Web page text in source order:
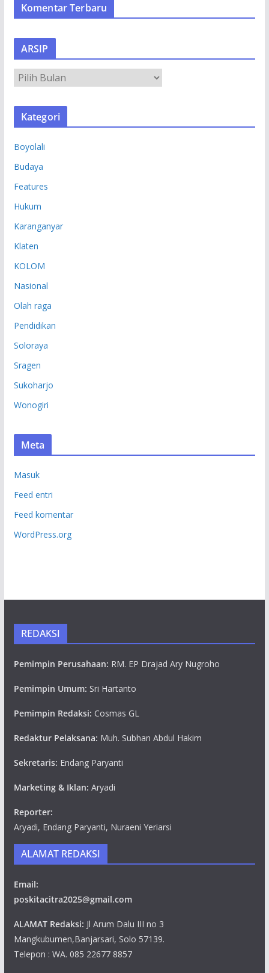
Komentar Terbaru
ARSIP
R
S
Kategori
Boyolali
Budaya
Features
Hukum
Karanganyar
Klaten
KOLOM
Nasional
Olah raga
Pendidikan
Soloraya
Sragen
Sukoharjo
Wonogiri
Meta
Masuk
Feed entri
Feed komentar
WordPress.org
REDAKSI
Pemimpin Perusahaan: RM. EP Drajad Ary Nugroho
Pemimpin Umum: Sri Hartanto
Pemimpin Redaksi: Cosmas GL
Redaktur Pelaksana: Muh. Subhan Abdul Hakim
Sekretaris: Endang Paryanti
Marketing & Iklan: Aryadi
Reporter:
Aryadi, Endang Paryanti, Nuraeni Yeriarsi
ALAMAT REDAKSI
Email:
poskitacitra2025@gmail.com
ALAMAT Redaksi: Jl Arum Dalu III no 3
Mangkubumen,Banjarsari, Solo 57139.
Telepon : WA. 085 22677 8857